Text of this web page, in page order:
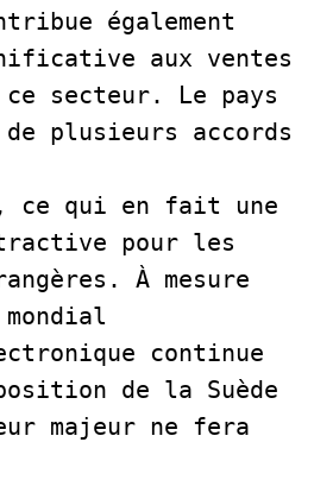
également
aux ventes
ce secteur. Le pays
plusieurs accords
ce qui en fait une
pour les
À mesure
continue
de la Suède
majeur ne fera